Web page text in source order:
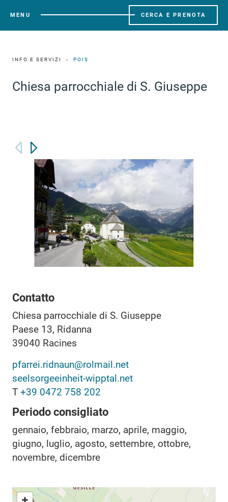
MENU CERCA E PRENOTA
INFO E SERVIZI POIS
Chiesa parrocchiale di S. Giuseppe
Contatto
Chiesa parrocchiale di S. Giuseppe
Paese 13, Ridanna
39040 Racines
pfarrei.ridnaun@rolmail.net
seelsorgeeinheit-wipptal.net
T +39 0472 758 202
Periodo consigliato
gennaio, febbraio, marzo, aprile, maggio,
giugno, luglio, agosto, settembre, ottobre,
novembre, dicembre